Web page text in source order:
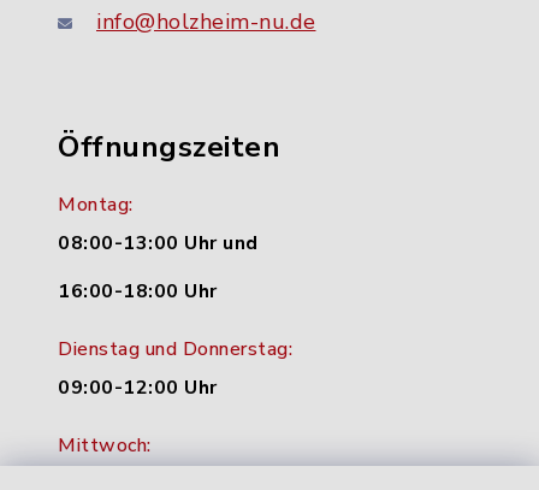
info@holzheim-nu.de
Öffnungszeiten
Montag:
08:00-13:00 Uhr und
16:00-18:00 Uhr
Dienstag und Donnerstag:
09:00-12:00 Uhr
Mittwoch: